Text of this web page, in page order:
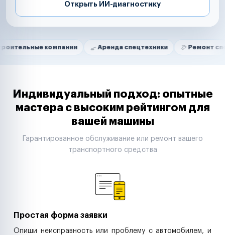
Открыть ИИ-диагностику
Нам доверяют
компании Аренда спецтехники Ремонт спецтехники
Маркетплейсы
Таксопарки
Автодилеры
Строительные компании
Аренда спецтехники
Индивидуальный подход: опытные
мастера с высоким рейтингом для
вашей машины
Гарантированное обслуживание или ремонт вашего
транспортного средства
Простая форма заявки
Опиши неисправность или проблему с автомобилем, и